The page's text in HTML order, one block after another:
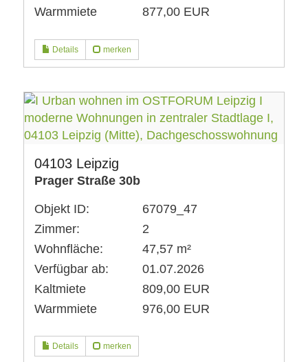
Warmmiete
877,00 EUR
Details merken
04103 Leipzig
Prager Straße 30b
Objekt ID:
67079_47
Zimmer:
2
Wohnfläche:
47,57 m²
Verfügbar ab:
01.07.2026
Kaltmiete
809,00 EUR
Warmmiete
976,00 EUR
Details merken